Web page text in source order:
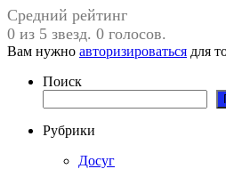
Средний рейтинг
0 из 5 звезд. 0 голосов.
Вам нужно авторизироваться для
Поиск
Рубрики
Досуг